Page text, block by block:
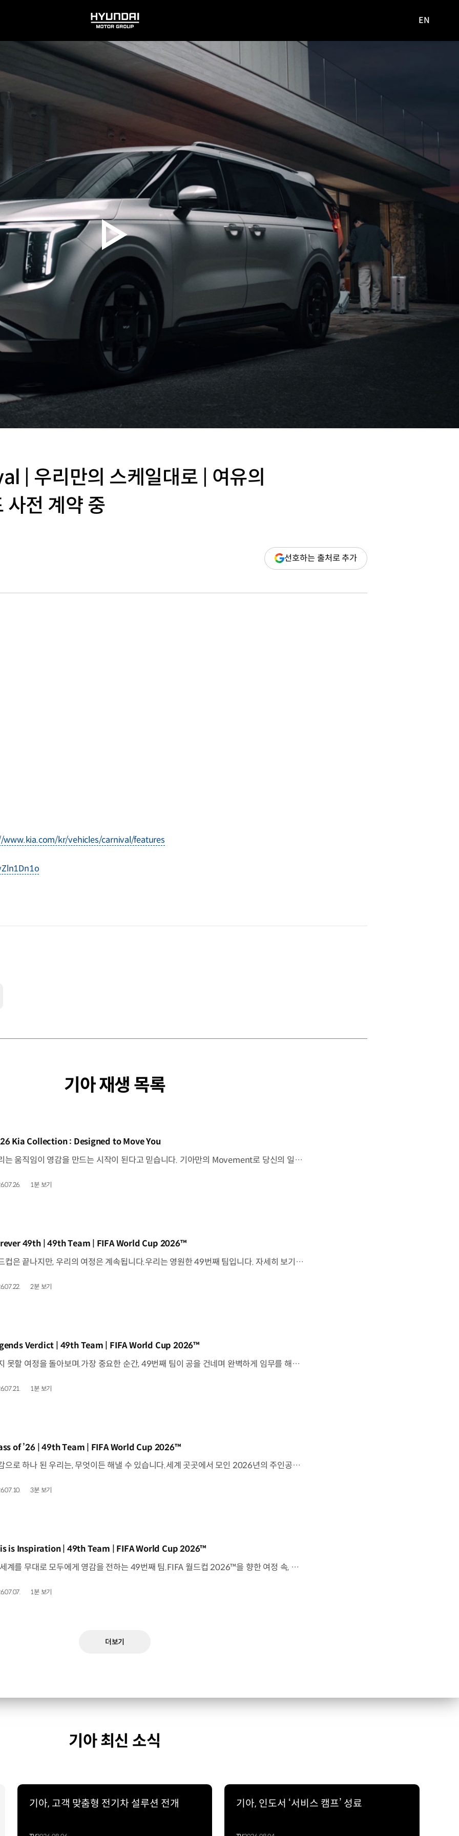
HYUNDAI
MOTOR
사이트로
EN
| 우리만의 스케일대로 | 여유의
사전 계약 중
선호하는 출처로 추가(새
창
www.kia.com/kr/vehicles/carnival/features
기아 재생 목록
상]
Kia Collection : Designed to Move You
우리는 움직임이 영감을 만드는 시작이 된다고 믿습니다. 기아만의 Movement로 당신의 일상에 영감을 더해줄 2026 Kia Collection을 만나보세요. Designed to move you. Kia Collection 자세히 보기 ▶ #Kia #기아 #KiaCollection #기아컬렉션 #Designedtomoveyou #lifestyle
1분 보기
상] 49th | 49th Team | FIFA World Cup 2026™
월드컵은 끝나지만, 우리의 여정은 계속됩니다.우리는 영원한 49번째 팀입니다. 자세히 보기 ▶ #Kia #InspirationConnectsUsAll #49thTeam #OMBC #FIFAWorldCup2026 유튜브 쇼츠 보기 >
2분 보기
상]
Verdict | 49th Team | FIFA World Cup 2026™
잊지 못할 여정을 돌아보며.가장 중요한 순간, 49번째 팀이 공을 건네며 완벽하게 임무를 해낸 그 순간을 함께 돌아봅니다. 자세히 보기 ▶ #Kia #InspirationConnectsUsAll #49thTeam #OMBC #FIFAWorldCup2026 유튜브 쇼츠 보기 >
1분 보기
상]of ’26 | 49th Team | FIFA World Cup 2026™
영감으로 하나 된 우리는, 무엇이든 해낼 수 있습니다.세계 곳곳에서 모인 2026년의 주인공들이 FIFA 월드컵™ 오피셜 매치볼 캐리어로 꿈의 무대에 섰습니다. 자세히 보기 ▶ #Kia #InspirationConnectsUsAll #49thTeam #OMBC #FIFAWorldCup2026 유튜브 쇼츠 보기 >
3분 보기
상]
is Inspiration | 49th Team | FIFA World Cup 2026™
전 세계를 무대로 모두에게 영감을 전하는 49번째 팀.FIFA 월드컵 2026™을 향한 여정 속, 이제 사람들의 시선은 이 어린 스타들에게 향합니다. 자세히 보기 ▶ #Kia #InspirationConnectsUsAll #49thTeam #OMBC #FIFAWorldCup2026 유튜브 쇼츠 보기 >
1분 보기
더보기
기아 최신 소식
기아, 고객 맞춤형 전기차 설루션 전개 기아, 인도서 ‘서비스 캠프’ 성료